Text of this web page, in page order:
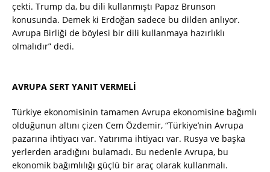
çekti. Trump da, bu dili kullanmıştı Papaz Brunson
konusunda. Demek ki Erdoğan sadece bu dilden anlıyor.
Avrupa Birliği de böylesi bir dili kullanmaya hazırlıklı
olmalıdır” dedi.
AVRUPA SERT YANIT VERMELİ
Türkiye ekonomisinin tamamen Avrupa ekonomisine bağımlı
olduğunun altını çizen Cem Özdemir, “Türkiye’nin Avrupa
pazarına ihtiyacı var. Yatırıma ihtiyacı var. Rusya ve başka
yerlerden aradığını bulamadı. Bu nedenle Avrupa, bu
ekonomik bağımlılığı güçlü bir araç olarak kullanmalı.